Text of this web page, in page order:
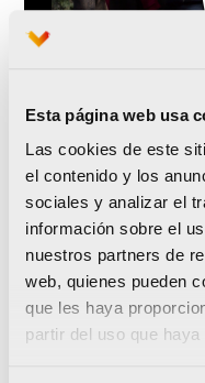
Esta página web usa
Las cookies de este
el contenido y los
sociales y analizar el
información sobre el
nuestros partners de
web, quienes pueden
que les haya
partir del uso que